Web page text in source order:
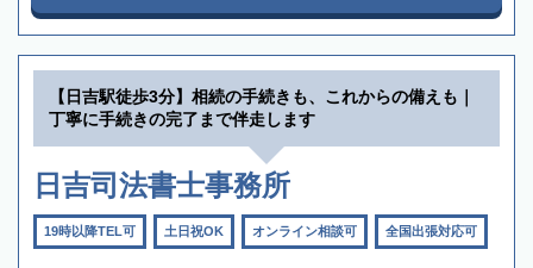
【日吉駅徒歩3分】相続の手続きも、これからの備えも｜
丁寧に手続きの完了まで伴走します
日吉司法書士事務所
19時以降TEL可 土日祝OK オンライン相談可 全国出張対応可